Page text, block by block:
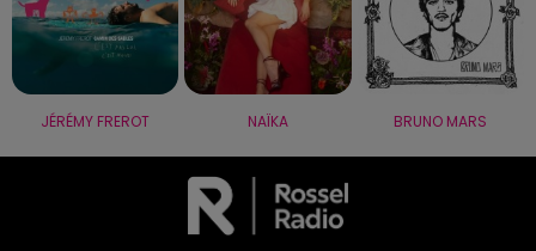
JÉRÉMY FREROT NAÏKA BRUNO MARS